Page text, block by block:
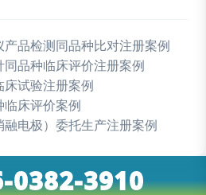
品检测同品种比对注册案例
品种临床评价注册案例
试验注册案例
床评价案例
电极）委托生产注册案例
0382-3910